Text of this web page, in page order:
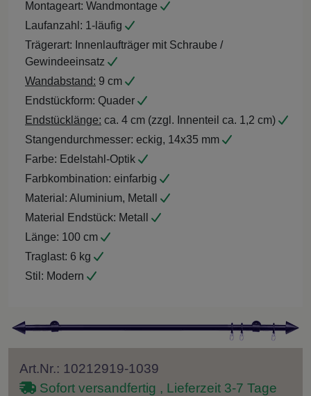
Montageart: Wandmontage
Laufanzahl: 1-läufig
Trägerart: Innenlaufträger mit Schraube /
Gewindeeinsatz
Wandabstand: 9 cm
Endstückform: Quader
Endstücklänge: ca. 4 cm (zzgl. Innenteil ca. 1,2 cm)
Stangendurchmesser: eckig, 14x35 mm
Farbe: Edelstahl-Optik
Farbkombination: einfarbig
Material: Aluminium, Metall
Material Endstück: Metall
Länge: 100 cm
Traglast: 6 kg
Stil: Modern
Art.Nr.: 10212919-1039
Sofort versandfertig , Lieferzeit 3-7 Tage